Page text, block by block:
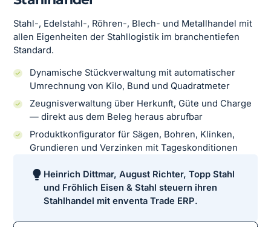
Stahl-, Edelstahl-, Röhren-, Blech- und Metallhandel mit
allen Eigenheiten der Stahllogistik im branchentiefen
Standard.
Dynamische Stückverwaltung mit automatischer
Umrechnung von Kilo, Bund und Quadratmeter
Zeugnisverwaltung über Herkunft, Güte und Charge
— direkt aus dem Beleg heraus abrufbar
Produktkonfigurator für Sägen, Bohren, Klinken,
Grundieren und Verzinken mit Tageskonditionen
Heinrich Dittmar, August Richter, Topp Stahl
und Fröhlich Eisen & Stahl steuern ihren
Stahlhandel mit enventa Trade ERP.